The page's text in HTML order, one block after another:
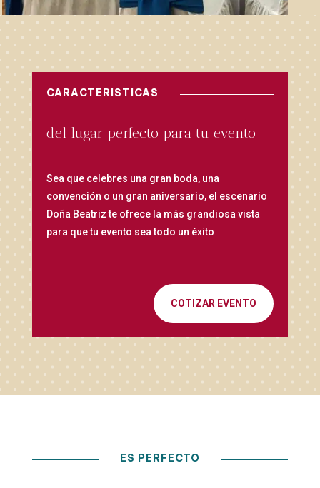
CARACTERISTICAS
del lugar perfecto para tu evento
Sea que celebres una gran boda, una
convención o un gran aniversario, el escenario
Doña Beatriz te ofrece la más grandiosa vista
para que tu evento sea todo un éxito
COTIZAR EVENTO
ES PERFECTO